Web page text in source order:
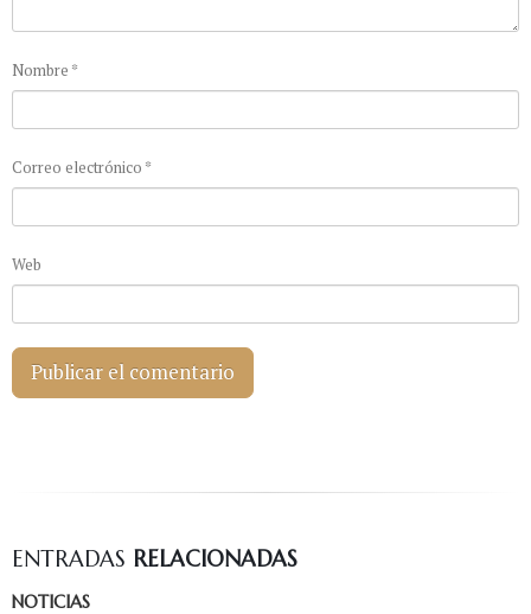
Nombre *
Correo electrónico *
Web
ENTRADAS RELACIONADAS
NOTICIAS